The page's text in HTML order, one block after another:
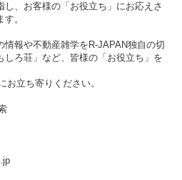
、お客様の「お役立ち」にお応えさ
。
報や不動産雑学をR-JAPAN独自の切
しろ荘」など、皆様の「お役立ち」を
お立ち寄りください。